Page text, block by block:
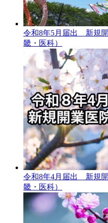
令和8年5月届出 新規
畿・医科）
令和8年4月届出 新規
畿・医科）